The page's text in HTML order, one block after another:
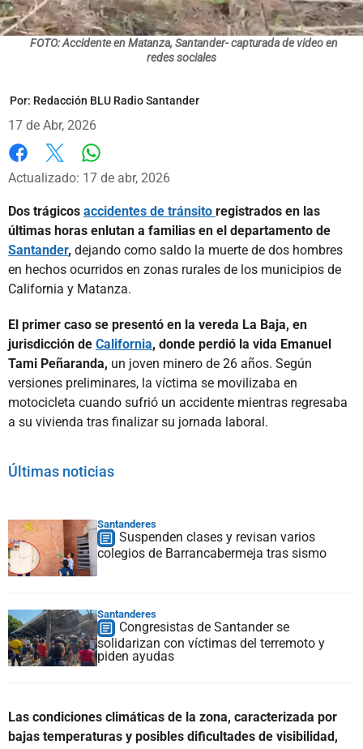
FOTO: Accidente en Matanza, Santander- capturada de video en
redes sociales
Por: Redacción BLU Radio Santander
17 de Abr, 2026
Facebook
X
Actualizado: 17 de abr, 2026
Dos trágicos accidentes de tránsito registrados en las
últimas horas enlutan a familias en el departamento de
Santander, dejando como saldo la muerte de dos hombres
en hechos ocurridos en zonas rurales de los municipios de
California y Matanza.
El primer caso se presentó en la vereda La Baja, en
jurisdicción de California, donde perdió la vida Emanuel
Tami Peñaranda, un joven minero de 26 años. Según
versiones preliminares, la víctima se movilizaba en
motocicleta cuando sufrió un accidente mientras regresaba
a su vivienda tras finalizar su jornada laboral.
Últimas noticias
Santanderes
Suspenden clases y revisan varios
colegios de Barrancabermeja tras sismo
Santanderes
Congresistas de Santander se
solidarizan con víctimas del terremoto y
piden ayudas
Las condiciones climáticas de la zona, caracterizada por
bajas temperaturas y posibles dificultades de visibilidad,